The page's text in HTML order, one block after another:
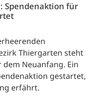
Spendenaktion für
Thiergarten steht
Neuanfang. Ein
gestartet,
erfährt.